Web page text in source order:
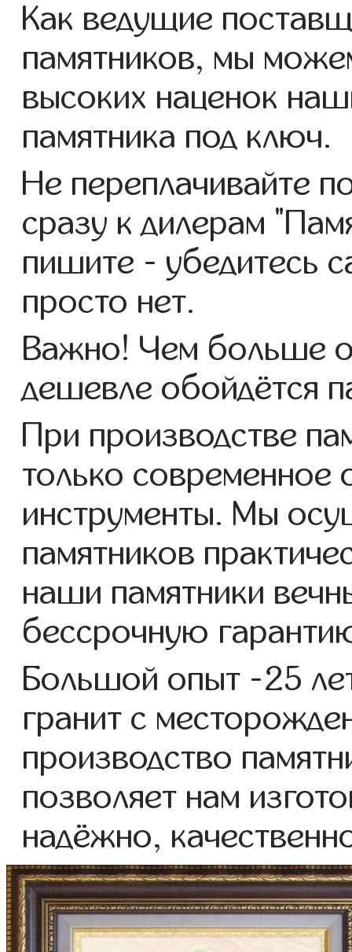
Как ведущие
памятников, мы
высоких наценок
памятника под ключ.
Не переплачивайте
сразу к дилерам
пишите - убедитесь
просто нет.
Важно! Чем больше
дешевле обойдётся
При производстве
только современное
инструменты. Мы
памятников
наши памятники
бессрочную
Большой опыт -25
гранит с
производство
позволяет нам
надёжно,